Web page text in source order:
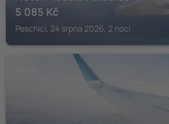
5 085 Kč
Peschici, 24 srpna 2026, 2 noci